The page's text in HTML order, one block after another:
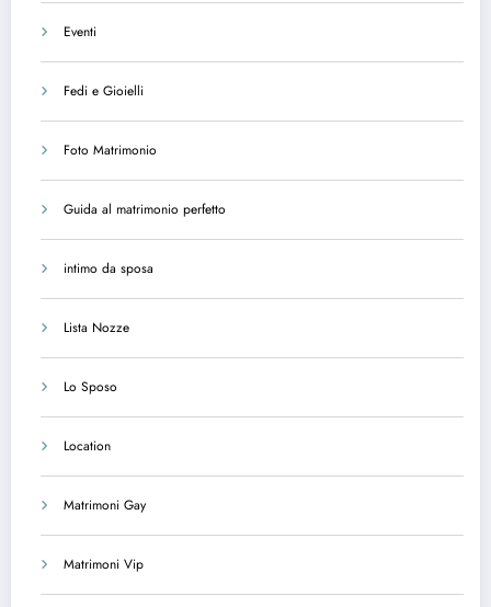
Eventi
Fedi e Gioielli
Foto Matrimonio
Guida al matrimonio perfetto
intimo da sposa
Lista Nozze
Lo Sposo
Location
Matrimoni Gay
Matrimoni Vip